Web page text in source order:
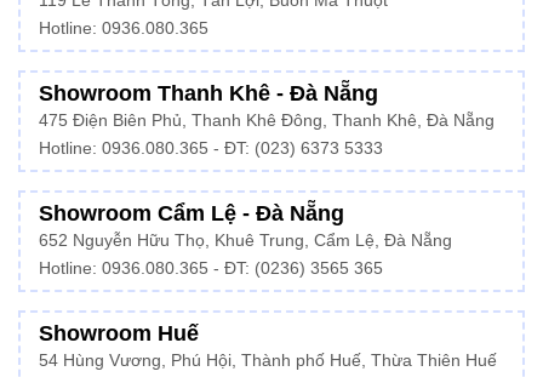
Hotline: 0936.080.365
Showroom Thanh Khê - Đà Nẵng
475 Điện Biên Phủ, Thanh Khê Đông, Thanh Khê, Đà Nẵng
Hotline: 0936.080.365 - ĐT: (023) 6373 5333
Showroom Cẩm Lệ - Đà Nẵng
652 Nguyễn Hữu Thọ, Khuê Trung, Cẩm Lệ, Đà Nẵng
Hotline: 0936.080.365 - ĐT: (0236) 3565 365
Showroom Huế
54 Hùng Vương, Phú Hội, Thành phố Huế, Thừa Thiên Huế